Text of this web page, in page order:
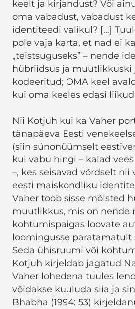
keelt ja kirjandust? Või
oma vabadust, vabadust
identiteedi valikul? [...]
pole vaja karta, et nad ei
„teistsuguseks” – nende
hübriidsus ja muutlikkuski
kodeeritud; OMA keel
kui oma keeles edasi
Nii Kotjuh kui ka Vaher
tänapäeva Eesti
(siin sünonüümselt
kui vabu hingi – kalad
–, kes seisavad võrdselt nii
eesti maiskondliku
Vaher toob sisse mõisted
muutlikkus, mis on nende
kohtumispaigas loovate
loomingusse paratamatult
Seda ühisruumi või
Kotjuh kirjeldab jagatud
Vaher lohedena tuules
võidakse kuuluda siia ja
Bhabha (1994: 53)